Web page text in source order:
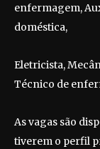
enfermagem,
doméstica,
Eletricista,
Técnico de
As vagas são
tiverem o perfil